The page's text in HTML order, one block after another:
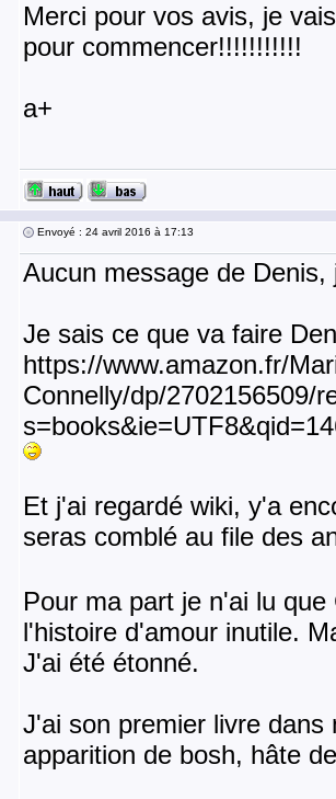
Merci pour vos avis, je
pour commencer!!!!!!!!!!!
a+
Envoyé : 24 avril 2016 à 17:13
Aucun message de Denis,
Je sais ce que va faire
https://www.amazon.fr/
Connelly/dp/2702156509/
Et j'ai regardé wiki, y'a
seras comblé au file des
Pour ma part je n'ai lu
l'histoire d'amour inutile.
J'ai été étonné.
J'ai son premier livre dans
apparition de bosh, hâte